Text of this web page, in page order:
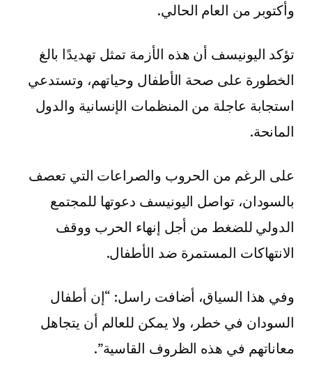
وأكتوبر من العام الحالي.
تؤكد اليونيسف أن هذه الأزمة تمثل تهديدًا بالغ
الخطورة على صحة الأطفال وحياتهم، وتستدعي
استجابة عاجلة من المنظمات الإنسانية والدول
المانحة.
على الرغم من الحروب والصراعات التي تعصف
بالسودان، تواصل اليونيسف دعوتها للمجتمع
الدولي للضغط من أجل إنهاء الحرب ووقف
الانتهاكات المستمرة ضد الأطفال.
وفي هذا السياق، أضافت راسل: “إن أطفال
السودان في خطر، ولا يمكن للعالم أن يتجاهل
معاناتهم في هذه الظروف القاسية”.